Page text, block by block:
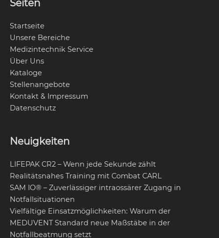
Seiten
Startseite
Unsere Bereiche
Medizintechnik Service
Über Uns
Kataloge
Stellenangebote
Kontakt & Impressum
Datenschutz
Neuigkeiten
LIFEPAK CR2 – Wenn jede Sekunde zählt
Realitätsnahes Training mit Combat CARL
SAM IO® – Zuverlässiger intraossärer Zugang in
Notfallsituationen
Vielfältige Einsatzmöglichkeiten: Warum der
MEDUVENT Standard neue Maßstäbe in der
Notfallbeatmung setzt